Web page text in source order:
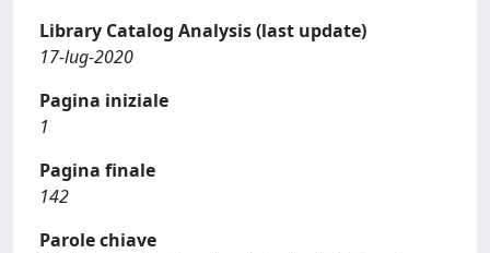
Library Catalog Analysis (last update)
17-lug-2020
Pagina iniziale
1
Pagina finale
142
Parole chiave